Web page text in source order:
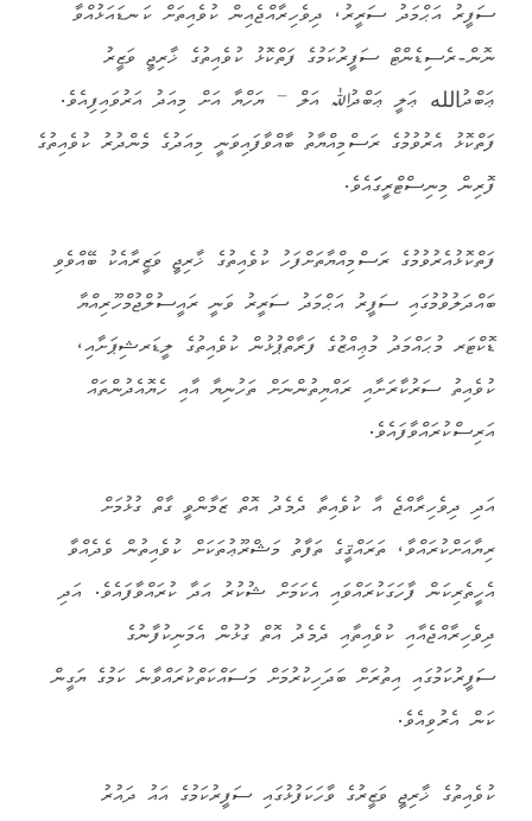
ސަފީރު އަޙްމަދު ސަރީރު، ދިވެހިރާއްޖެއިން ކުވެއިތަށް ކަނޑައަޅުއްވާ
ނޮން-ރެސިޑެންޓް ސަފީރުކަމުގެ ފަތްކޮޅު ކުވެއިތުގެ ޚާރިޖީ ވަޒީރު
ޢަބްދުالله ޢަލީ ޢަބްދުﷲ އަލް – ޔަހްޔާ އަށް މިއަދު އަރުވައިފިއެވެ.
ފަތްކޮޅު އެރުވުމުގެ ރަސްމިއްޔާތު ބާއްވާފައިވަނީ މިއަދުގެ މެންދުރު ކުވެއިތުގެ
ފޮރިން މިނިސްޓްރީގަައެވެ.
ފަތްކޮޅުއެރުވުމުގެ ރަސްމިއްޔާތަށްފަހު ކުވެއިތުގެ ޚާރިޖީ ވަޒީރާއެކު ބޭއްވެވި
ބައްދަލުވުމުގައި ސަފީރު އަޙްމަދު ސަރީރު ވަނީ ރައީސުލްޖުމްހޫރިއްޔާ
ޑޮކްޓަރ މުޙައްމަދު މުޢިއްޒުގެ ފަރާތްޕުޅުން ކުވެއިތުގެ ލީޑަރޝިޕަށާއި،
ކުވެއިތު ސަރުކާރަށާއި ރައްޔިތުންނަށް ތަހުނިޔާ އާއި ހެޔޮއެދުންތައް
އަރިސްކުރައްވާފައެވެ.
އަދި ދިވެހިރާއްޖެ އާ ކުވެއިތާ ދެމެދު އޮތް ޒަމާންވީ ގާތް ގުޅުމަށް
ރިޔާއަށްކުރައްވާ، ތަރައްޤީގެ ތަފާތު މަޝްރޫޢުތަކަށް ކުވެއިތުން ވެދެއްވާ
އެހީތެރިކަން ފާހަގަކުރައްވައި އެކަމަށް ޝުކުރު އަދާ ކުރައްވާފައެވެ. އަދި
ދިވެހިރާއްޖެއާއި ކުވެއިތާއި ދެމެދު އޮތް ގުޅުން އެމަނިކުފާނުގެ
ސަފީރުކަމުގައި އިތުރަށް ބަދަހިކުރުމަށް މަސައްކަތްކުރައްވާނެ ކަމުގެ ޔަގީން
ކަން އެރުވިއެވެ.
ކުވެއިތުގެ ޚާރިޖީ ވަޒީރުގެ ވާހަކަފުޅުގައި ސަފީރުކަމުގެ އައު ދައުރު